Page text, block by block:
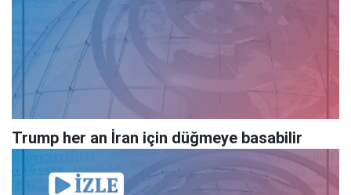
Trump her an İran için düğmeye basabilir